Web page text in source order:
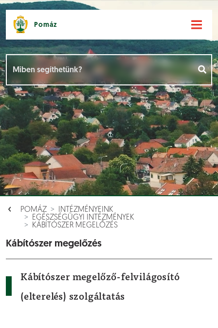
Pomáz
POMÁZ
INTÉZMÉNYEINK
EGÉSZSÉGÜGYI INTÉZMÉNYEK
KÁBÍTÓSZER MEGELŐZÉS
Kábítószer megelőzés
Kábítószer megelőző-felvilágosító
(elterelés) szolgáltatás
Események []
Dokumentumok [ ]
Aloldalak []